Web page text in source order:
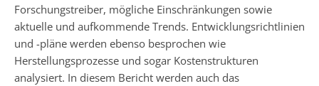
Forschungstreiber, mögliche Einschränkungen sowie
aktuelle und aufkommende Trends. Entwicklungsrichtlinien
und -pläne werden ebenso besprochen wie
Herstellungsprozesse und sogar Kostenstrukturen
analysiert. In diesem Bericht werden auch das